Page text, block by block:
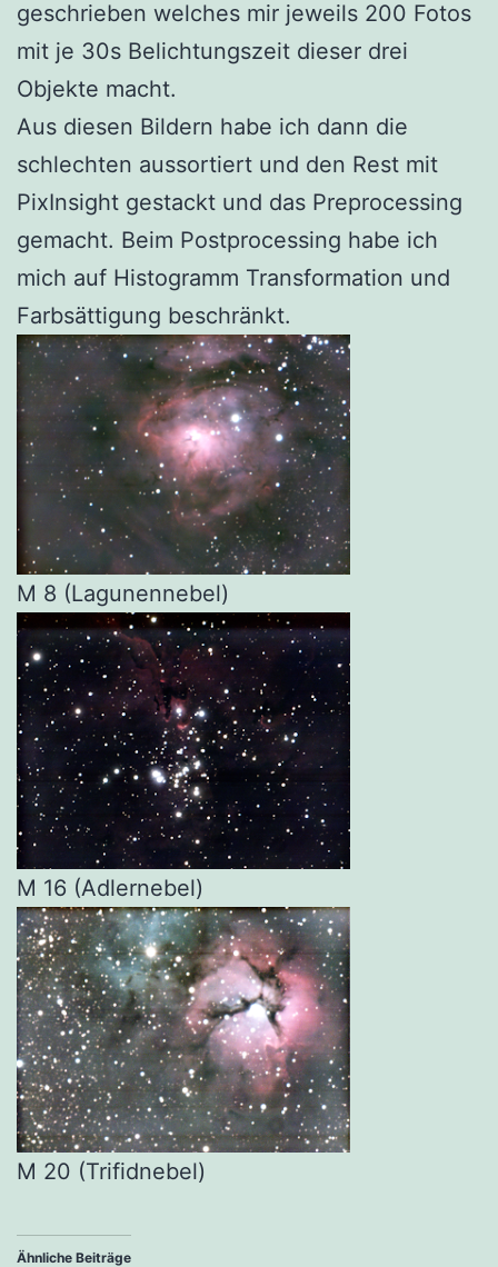
geschrieben welches mir jeweils 200 Fotos
mit je 30s Belichtungszeit dieser drei
Objekte macht.
Aus diesen Bildern habe ich dann die
schlechten aussortiert und den Rest mit
PixInsight gestackt und das Preprocessing
gemacht. Beim Postprocessing habe ich
mich auf Histogramm Transformation und
Farbsättigung beschränkt.
M 8 (Lagunennebel)
M 16 (Adlernebel)
M 20 (Trifidnebel)
Ähnliche Beiträge